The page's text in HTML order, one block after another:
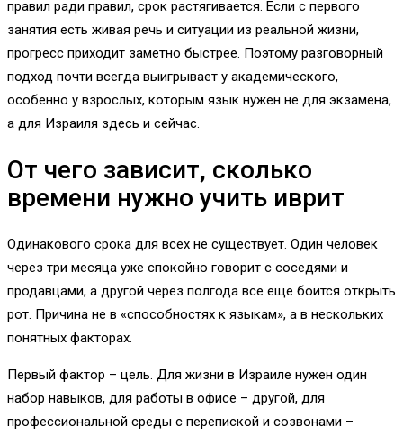
правил ради правил, срок растягивается. Если с первого
занятия есть живая речь и ситуации из реальной жизни,
прогресс приходит заметно быстрее. Поэтому разговорный
подход почти всегда выигрывает у академического,
особенно у взрослых, которым язык нужен не для экзамена,
а для Израиля здесь и сейчас.
От чего зависит, сколько
времени нужно учить иврит
Одинакового срока для всех не существует. Один человек
через три месяца уже спокойно говорит с соседями и
продавцами, а другой через полгода все еще боится открыть
рот. Причина не в «способностях к языкам», а в нескольких
понятных факторах.
Первый фактор – цель. Для жизни в Израиле нужен один
набор навыков, для работы в офисе – другой, для
профессиональной среды с перепиской и созвонами –